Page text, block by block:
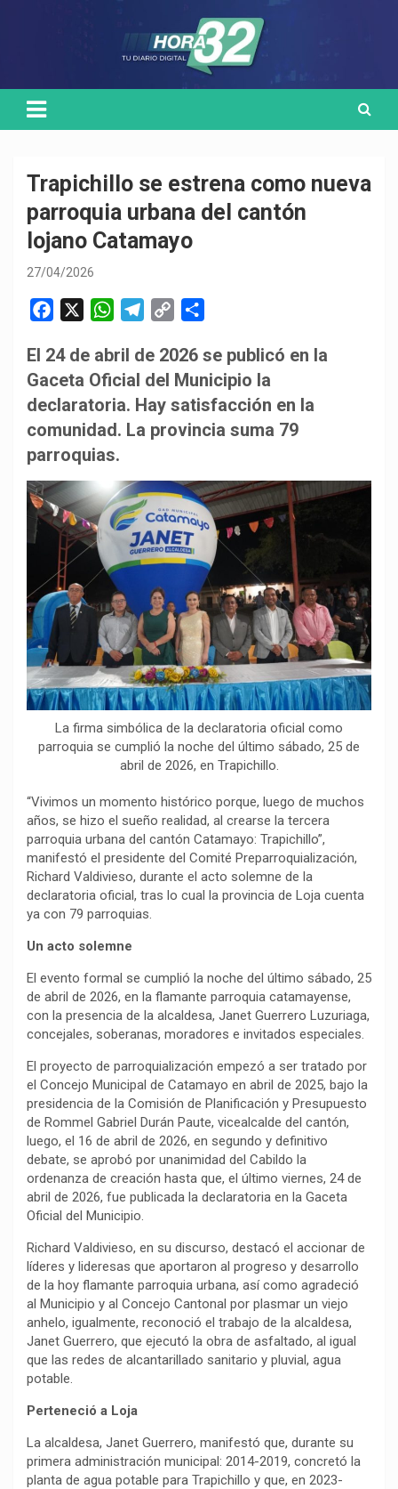
Trapichillo se estrena como nueva
parroquia urbana del cantón
lojano Catamayo
27/04/2026
c
e
b
o
o
W
a
t
s
A
l
e
g
r
p
y
L
i
m
p
a
r
r
El 24 de abril de 2026 se publicó en la
Gaceta Oficial del Municipio la
declaratoria. Hay satisfacción en la
comunidad. La provincia suma 79
parroquias.
La firma simbólica de la declaratoria oficial como
parroquia se cumplió la noche del último sábado, 25 de
abril de 2026, en Trapichillo.
“Vivimos un momento histórico porque, luego de muchos
años, se hizo el sueño realidad, al crearse la tercera
parroquia urbana del cantón Catamayo: Trapichillo”,
manifestó el presidente del Comité Preparroquialización,
Richard Valdivieso, durante el acto solemne de la
declaratoria oficial, tras lo cual la provincia de Loja cuenta
ya con 79 parroquias.
Un acto solemne
El evento formal se cumplió la noche del último sábado, 25
de abril de 2026, en la flamante parroquia catamayense,
con la presencia de la alcaldesa, Janet Guerrero Luzuriaga,
concejales, soberanas, moradores e invitados especiales.
El proyecto de parroquialización empezó a ser tratado por
el Concejo Municipal de Catamayo en abril de 2025, bajo la
presidencia de la Comisión de Planificación y Presupuesto
de Rommel Gabriel Durán Paute, vicealcalde del cantón,
luego, el 16 de abril de 2026, en segundo y definitivo
debate, se aprobó por unanimidad del Cabildo la
ordenanza de creación hasta que, el último viernes, 24 de
abril de 2026, fue publicada la declaratoria en la Gaceta
Oficial del Municipio.
Richard Valdivieso, en su discurso, destacó el accionar de
líderes y lideresas que aportaron al progreso y desarrollo
de la hoy flamante parroquia urbana, así como agradeció
al Municipio y al Concejo Cantonal por plasmar un viejo
anhelo, igualmente, reconoció el trabajo de la alcaldesa,
Janet Guerrero, que ejecutó la obra de asfaltado, al igual
que las redes de alcantarillado sanitario y pluvial, agua
potable.
Perteneció a Loja
La alcaldesa, Janet Guerrero, manifestó que, durante su
primera administración municipal: 2014-2019, concretó la
planta de agua potable para Trapichillo y que, en 2023-